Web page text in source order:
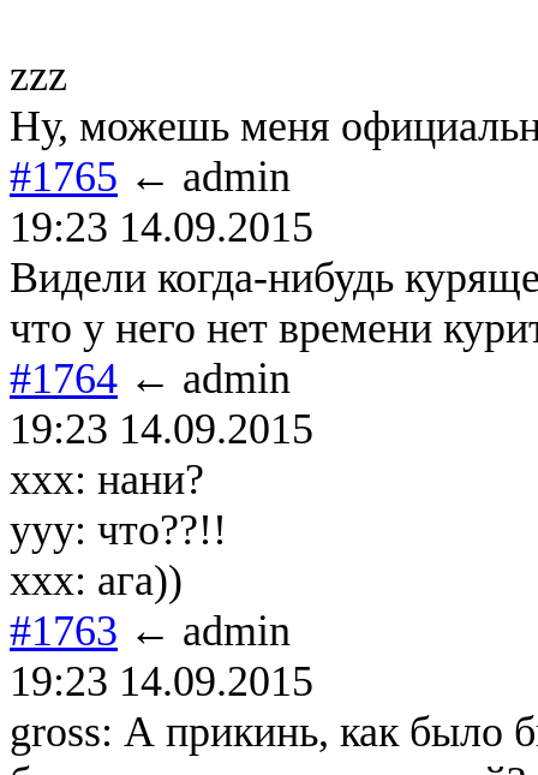
zzz
Ну, можешь меня
#1765 ← admin
19:23 14.09.2015
Видели когда-нибудь
что у него нет времени
#1764 ← admin
19:23 14.09.2015
ххх: нани?
ууу: что??!!
ххх: ага))
#1763 ← admin
19:23 14.09.2015
gross: А прикинь, как было